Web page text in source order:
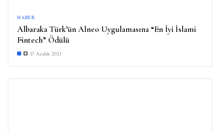
HABER
Albaraka Türk’ün Alneo Uygulamasına “En İyi İslami
Fintech” Ödülü
17 Aralık 2021